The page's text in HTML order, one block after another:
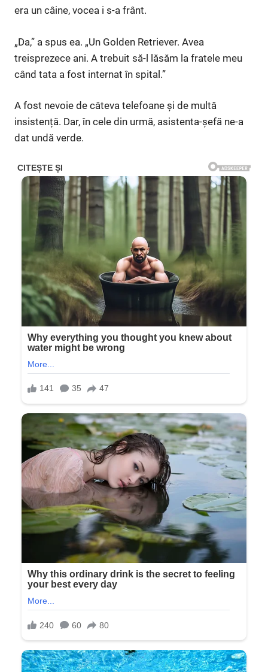
era un câine, vocea i s-a frânt.
„Da,” a spus ea. „Un Golden Retriever. Avea
treisprezece ani. A trebuit să-l lăsăm la fratele meu
când tata a fost internat în spital.”
A fost nevoie de câteva telefoane și de multă
insistență. Dar, în cele din urmă, asistenta-șefă ne-a
dat undă verde.